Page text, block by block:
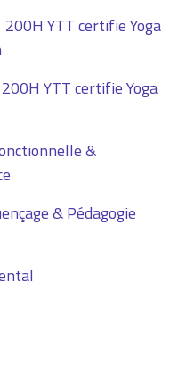
YTT certifie Yoga
YTT certifie Yoga
&
& Pédagogie